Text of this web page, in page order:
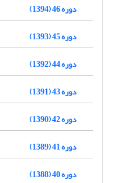
دوره 46 (1394)
دوره 45 (1393)
دوره 44 (1392)
دوره 43 (1391)
دوره 42 (1390)
دوره 41 (1389)
دوره 40 (1388)